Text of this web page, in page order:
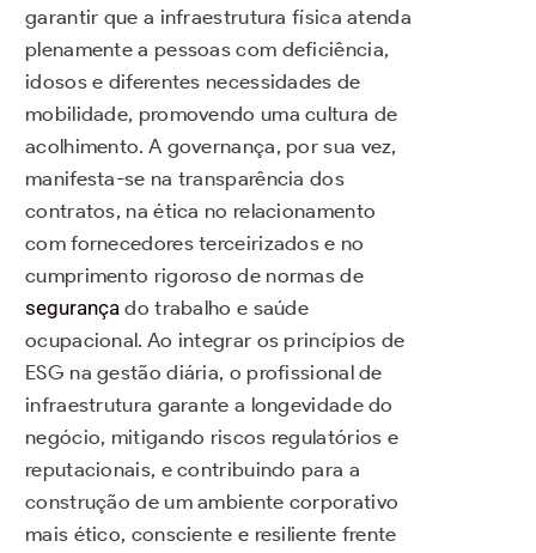
garantir que a infraestrutura física atenda
plenamente a pessoas com deficiência,
idosos e diferentes necessidades de
mobilidade, promovendo uma cultura de
acolhimento. A governança, por sua vez,
manifesta-se na transparência dos
contratos, na ética no relacionamento
com fornecedores terceirizados e no
cumprimento rigoroso de normas de
segurança do trabalho e saúde
ocupacional. Ao integrar os princípios de
ESG na gestão diária, o profissional de
infraestrutura garante a longevidade do
negócio, mitigando riscos regulatórios e
reputacionais, e contribuindo para a
construção de um ambiente corporativo
mais ético, consciente e resiliente frente